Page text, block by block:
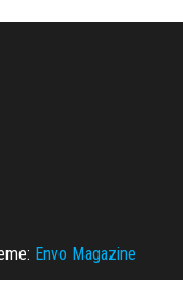
Envo Magazine